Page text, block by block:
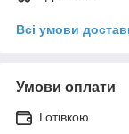
Всі умови
Умови оплати
Готівкою